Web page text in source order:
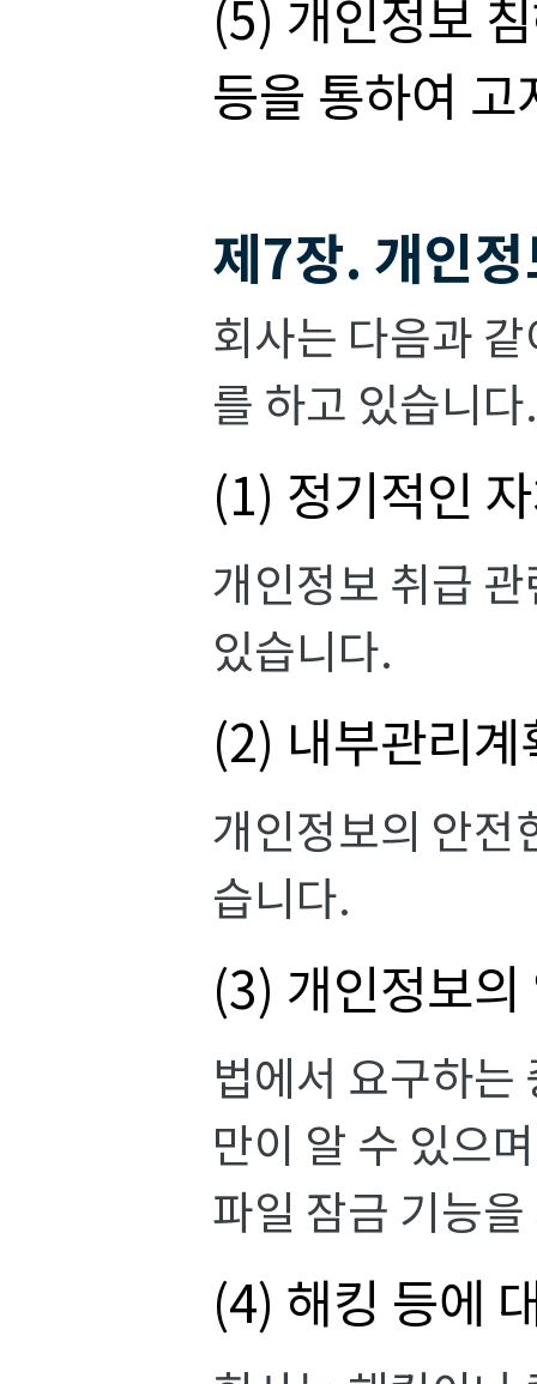
(5) 개인정보
등을 통하여
제7장. 개인
회사는 다음과
를 하고 있습니다.
(1) 정기적인
개인정보 취급
있습니다.
(2) 내부관리
개인정보의 안전
습니다.
(3) 개인정보의
법에서 요구하는
만이 알 수 있으
파일 잠금 기능
(4) 해킹 등에